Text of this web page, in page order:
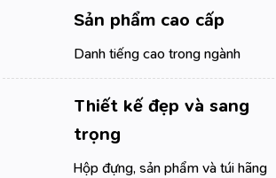
Sản phẩm cao cấp
Danh tiếng cao trong ngành
Thiết kế đẹp và sang
trọng
Hộp đựng, sản phẩm và túi hãng